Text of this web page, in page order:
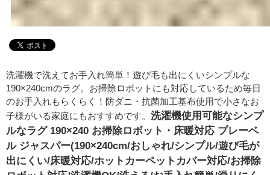
洗濯機で洗えてお手入れ簡単！遊び毛も出にくいシンプルな
190×240cmのラグ。お掃除ロボットにも対応しているため毎日
のお手入れもらくらく！防ダニ・抗菌加工基布使用で小さなお
子様がいる家庭にもおすすめです。 洗濯機使用可能なシンプ
ルなラグ 190×240 お掃除ロボット・床暖対応 プレーベ
ル ジャスパー(190×240cm/おしゃれ/シンプル/遊び毛が
出にくい/床暖対応/ホットカーペットカバー対応/お掃除